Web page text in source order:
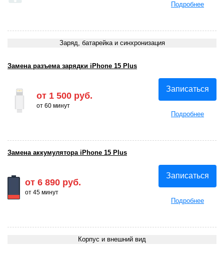
Подробнее
Заряд, батарейка и синхронизация
от 1 500 руб.
от 60 минут
Записаться
Подробнее
Замена разъема зарядки iPhone 15 Plus
от 6 890 руб.
от 45 минут
Записаться
Подробнее
Замена аккумулятора iPhone 15 Plus
Корпус и внешний вид